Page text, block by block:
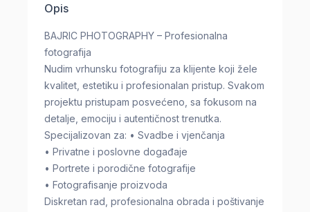
Opis
BAJRIC PHOTOGRAPHY – Profesionalna
fotografija
Nudim vrhunsku fotografiju za klijente koji žele
kvalitet, estetiku i profesionalan pristup. Svakom
projektu pristupam posvećeno, sa fokusom na
detalje, emociju i autentičnost trenutka.
Specijalizovan za: • Svadbe i vjenčanja
• Privatne i poslovne događaje
• Portrete i porodične fotografije
• Fotografisanje proizvoda
Diskretan rad, profesionalna obrada i poštivanje